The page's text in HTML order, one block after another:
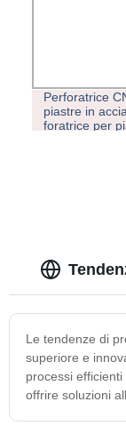
Perforatrice
piastre in
foratrice per
Le tendenze di
superiore e
processi
offrire soluzioni